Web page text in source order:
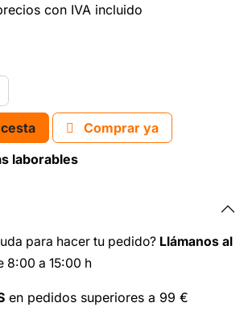
con IVA incluido
Comprar ya
laborables
para hacer tu pedido? Llámanos al
8:00 a 15:00 h
en pedidos superiores a 99 €